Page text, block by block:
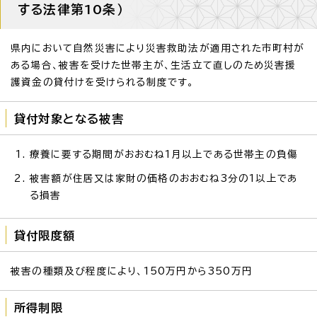
する法律第10条）
県内において自然災害により災害救助法が適用された市町村が
ある場合、被害を受けた世帯主が、生活立て直しのため災害援
護資金の貸付けを受けられる制度です。
貸付対象となる被害
療養に要する期間がおおむね1月以上である世帯主の負傷
被害額が住居又は家財の価格のおおむね3分の1以上であ
る損害
貸付限度額
被害の種類及び程度により、150万円から350万円
所得制限